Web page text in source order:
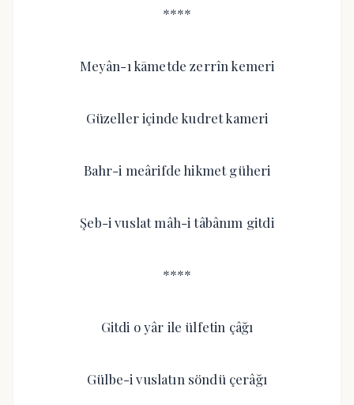
****
Meyân-ı kāmetde zerrîn kemeri
Güzeller içinde kudret kameri
Bahr-i meârifde hikmet güheri
Şeb-i vuslat mâh-i tâbânım gitdi
****
Gitdi o yâr ile ülfetin çâğı
Gülbe-i vuslatın söndü çerâğı